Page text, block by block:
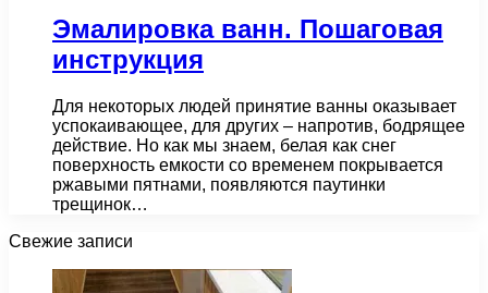
Эмалировка ванн. Пошаговая
инструкция
Для некоторых людей принятие ванны оказывает
успокаивающее, для других – напротив, бодрящее
действие. Но как мы знаем, белая как снег
поверхность емкости со временем покрывается
ржавыми пятнами, появляются паутинки
трещинок…
Свежие записи